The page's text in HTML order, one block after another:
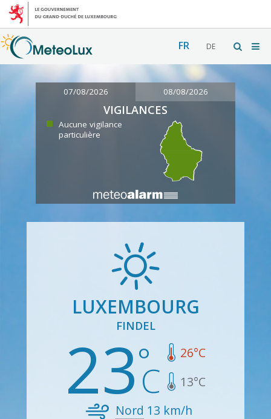
FR DE
07/08/2026 08/08/2026
VIGILANCES
Aucune vigilance
particulière
LUXEMBOURG
FINDEL
23 26°C
13°C
Nord 13 km/h